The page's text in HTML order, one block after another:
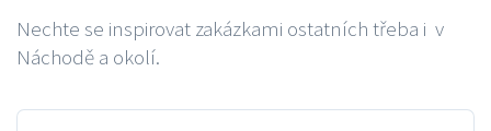
Nechte se inspirovat zakázkami ostatních třeba i v
Náchodě a okolí.